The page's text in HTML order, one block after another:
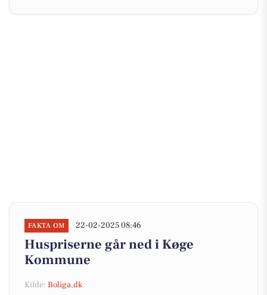
FAKTA OM 22-02-2025 08:46
Huspriserne går ned i Køge
Kommune
Kilde: Boliga.dk